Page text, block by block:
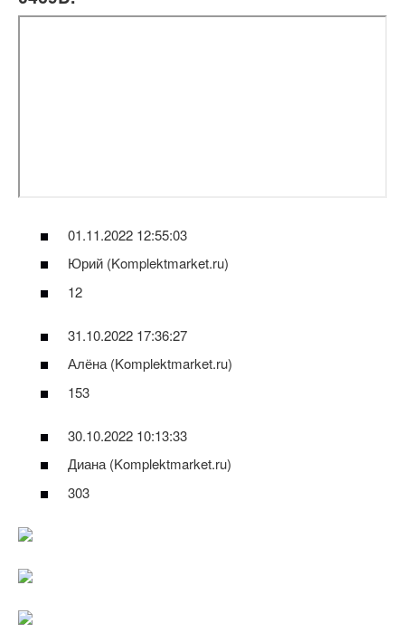
01.11.2022 12:55:03
Юрий (Komplektmarket.ru)
12
31.10.2022 17:36:27
Алёна (Komplektmarket.ru)
153
30.10.2022 10:13:33
Диана (Komplektmarket.ru)
303